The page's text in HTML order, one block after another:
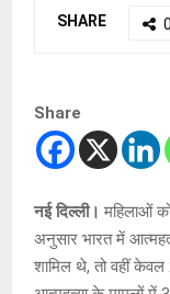
SHARE 0
Share
नई दिल्‍ली। महिलाओं
अनुसार भारत में
शामिल थे, तो वहीं